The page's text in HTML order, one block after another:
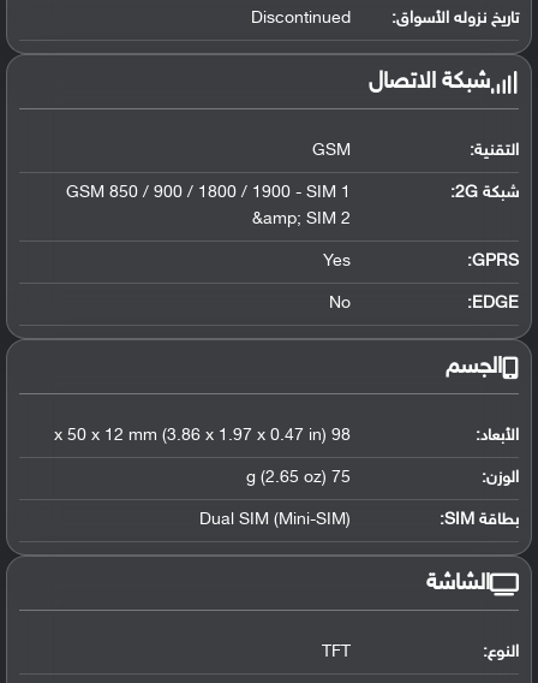
تاريخ نزوله الأسواق: Discontinued
شبكة الاتصال
التقنية: GSM
شبكة 2G:
GSM 850 / 900 / 1800 / 1900 - SIM 1
&amp; SIM 2
GPRS:
Yes
EDGE:
No
الجسم
الأبعاد: 98 x 50 x 12 mm (3.86 x 1.97 x 0.47 in)
الوزن: 75 g (2.65 oz)
بطاقة SIM: Dual SIM (Mini-SIM)
الشاشة
النوع: TFT